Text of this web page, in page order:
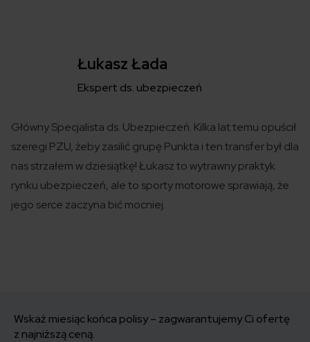
Łukasz Łada
Ekspert ds. ubezpieczeń
Główny Specjalista ds. Ubezpieczeń. Kilka lat temu opuścił
szeregi PZU, żeby zasilić grupę Punkta i ten transfer był dla
nas strzałem w dziesiątkę! Łukasz to wytrawny praktyk
rynku ubezpieczeń, ale to sporty motorowe sprawiają, że
jego serce zaczyna bić mocniej.
Wskaż miesiąc końca polisy – zagwarantujemy Ci ofertę
z najniższą ceną.